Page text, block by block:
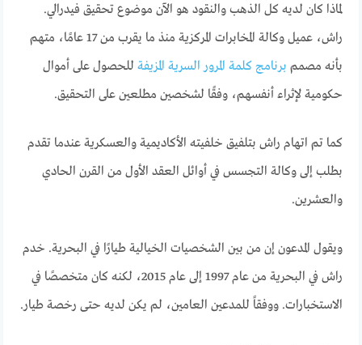
لماذا كان لديه كل الذهب والنقود هو الآن موضوع تحقيق فيدرالي.
راش، عميل وكالة المخابرات المركزية منذ ما يقرب من 17 عامًا، متهم
بأنه مصمم برنامج كلمة المرور السرية المزيفة للحصول على أموال
حكومية لإثراء أنفسهم، وفقًا لشخصين مطلعين على التحقيق.
كما تم اتهام راش بتلفيق خلفيته الأكاديمية والعسكرية عندما تقدم
بطلب إلى وكالة التجسس في أوائل العقد الأول من القرن الحادي
والعشرين.
ويقول المدعون إن من بين الشخصيات الخيالية طيارًا في البحرية. خدم
راش في البحرية من عام 1997 إلى عام 2015، لكنه كان متخصصًا في
الاستخبارات. ووفقاً للمدعين العامين، لم يكن لديه حتى رخصة طيار.